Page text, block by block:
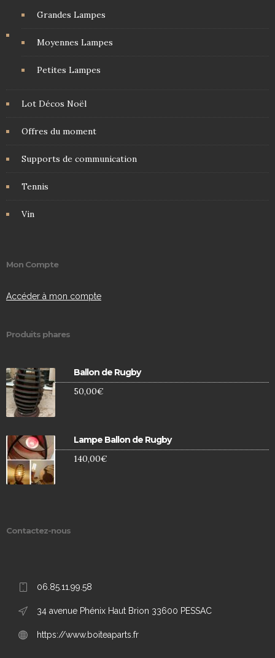
Grandes Lampes
Moyennes Lampes
Petites Lampes
Lot Décos Noël
Offres du moment
Supports de communication
Tennis
Vin
Mon Compte
Accéder à mon compte
Produits phares
Ballon de Rugby
50,00€
Lampe Ballon de Rugby
140,00€
Contactez-nous
06.85.11.99.58
34 avenue Phénix Haut Brion 33600 PESSAC
https://www.boiteaparts.fr